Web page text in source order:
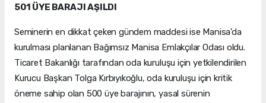
501 ÜYE BARAJI AŞILDI
Seminerin en dikkat çeken gündem maddesi ise Manisa'da
kurulması planlanan Bağımsız Manisa Emlakçılar Odası oldu.
Ticaret Bakanlığı tarafından oda kuruluşu için yetkilendirilen
Kurucu Başkan Tolga Kırbıyıkoğlu, oda kuruluşu için kritik
öneme sahip olan 500 üye barajının, yasal sürenin